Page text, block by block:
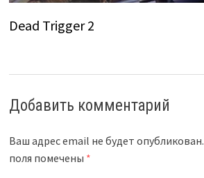
Dead Trigger 2
Добавить комментарий
Ваш адрес email не будет опубликован.
поля помечены *